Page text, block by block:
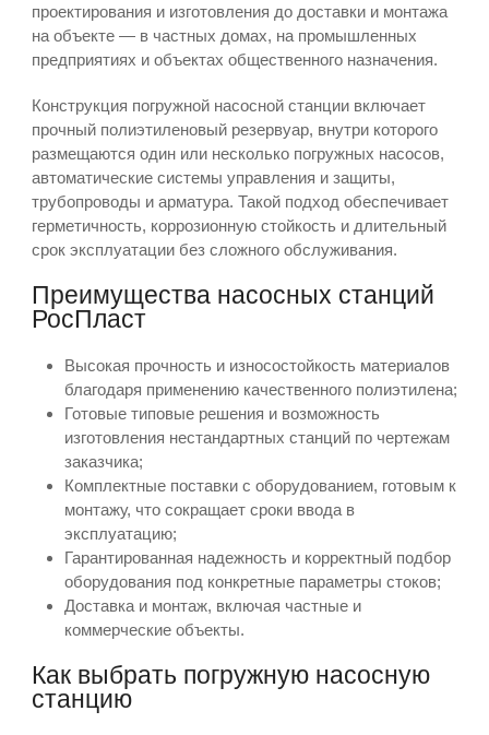
проектирования и изготовления до доставки и монтажа
на объекте — в частных домах, на промышленных
предприятиях и объектах общественного назначения.
Конструкция погружной насосной станции включает
прочный полиэтиленовый резервуар, внутри которого
размещаются один или несколько погружных насосов,
автоматические системы управления и защиты,
трубопроводы и арматура. Такой подход обеспечивает
герметичность, коррозионную стойкость и длительный
срок эксплуатации без сложного обслуживания.
Преимущества насосных станций
РосПласт
Высокая прочность и износостойкость материалов
благодаря применению качественного полиэтилена;
Готовые типовые решения и возможность
изготовления нестандартных станций по чертежам
заказчика;
Комплектные поставки с оборудованием, готовым к
монтажу, что сокращает сроки ввода в
эксплуатацию;
Гарантированная надежность и корректный подбор
оборудования под конкретные параметры стоков;
Доставка и монтаж, включая частные и
коммерческие объекты.
Как выбрать погружную насосную
станцию